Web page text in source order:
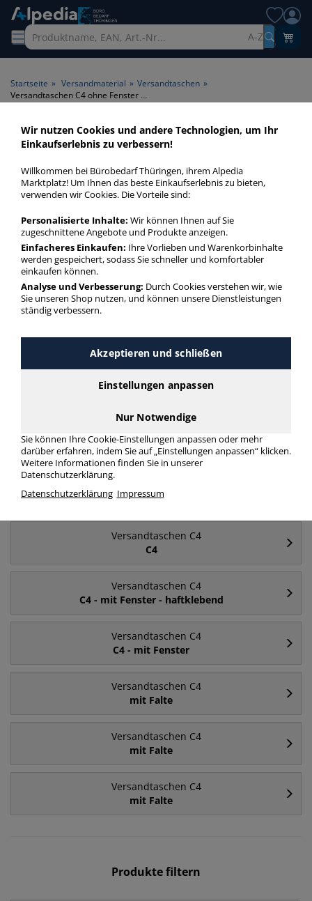
A-Z
Startseite » Versandmaterial » Versandtaschen »
Versandtaschen C4 ohne Fenster 500 Stück
Versandtaschen C4 ohne
Fenster 500 Stück > Fenster
ohne Fenster > Inhalt 500
Stück
Versandtaschen C4 ohne Fenster 500 Stück in bester
Qualität zum günstigen Preis. Finden Sie schnell
Versandtaschen C4 ohne Fenster 500 Stück mit unserer
Filter-Funktion.
Versandtaschen C4 ohne Fenster 500 Stück
mehr Infos zur Kategorie
Versandtaschen C4
ohne Fenster
mit Fenster
Versandtaschen C4
C4
Versandtaschen C4
C4 - mit Fenster - haftklebend
Versandtaschen C4
C4 - mit Fenster
Versandtaschen C4
mit Falte
Versandtaschen C4
mit Falte
Versandtaschen C4
mit Falte
Produkte filtern
Wir nutzen Cookies und andere Technologien, um Ihr
Einkaufserlebnis zu verbessern!
Willkommen bei Bürobedarf Thüringen, ihrem Alpedia
Marktplatz! Um Ihnen das beste Einkaufserlebnis zu bieten,
verwenden wir Cookies. Die Vorteile sind:
Personalisierte Inhalte: Wir können Ihnen auf Sie
zugeschnittene Angebote und Produkte anzeigen.
Einfacheres Einkaufen: Ihre Vorlieben und Warenkorbinhalte
werden gespeichert, sodass Sie schneller und komfortabler
einkaufen können.
Analyse und Verbesserung: Durch Cookies verstehen wir, wie
Sie unseren Shop nutzen, und können unsere Dienstleistungen
ständig verbessern.
Akzeptieren und schließen
Einstellungen anpassen
Nur Notwendige
Sie können Ihre Cookie-Einstellungen anpassen oder mehr
darüber erfahren, indem Sie auf „Einstellungen anpassen“ klicken.
Weitere Informationen finden Sie in unserer
Datenschutzerklärung.
Datenschutzerklärung Impressum